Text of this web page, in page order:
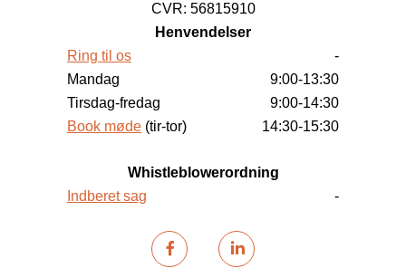
CVR: 56815910
Henvendelser
Ring til os
-
Mandag
9:00-13:30
Tirsdag-fredag
9:00-14:30
Book møde (tir-tor) 14:30-15:30
Whistleblowerordning
Indberet sag
-